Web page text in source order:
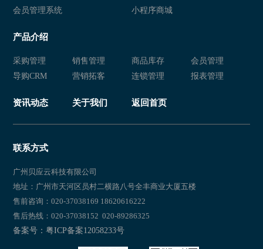
会员管理系统
小程序商城
产品介绍
采购管理 销售管理 商品库存
会员管理
导购CRM
营销拓客 连锁管理 报表管理
资讯动态 关于我们 返回首页
联系方式
广州贝应云科技有限公司
地址：广州市天河区员村二横路八号全丰商业大厦五楼
售前咨询：020-37038169 18620616222
售后热线：020-37038152 020-89286325
备案号：粤ICP备案12058233号